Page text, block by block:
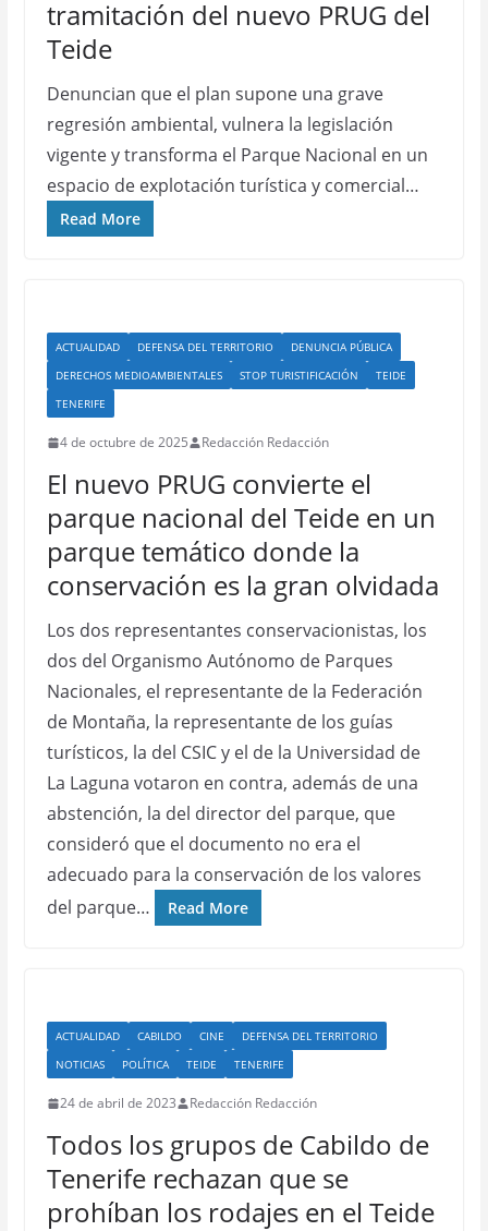
tramitación del nuevo PRUG del
Teide
Denuncian que el plan supone una grave
regresión ambiental, vulnera la legislación
vigente y transforma el Parque Nacional en un
espacio de explotación turística y comercial…
Read More
ACTUALIDAD DEFENSA DEL TERRITORIO
DENUNCIA PÚBLICA
DERECHOS MEDIOAMBIENTALES
STOP TURISTIFICACIÓN
TEIDE
TENERIFE
4 de octubre de 2025 Redacción Redacción
El nuevo PRUG convierte el
parque nacional del Teide en un
parque temático donde la
conservación es la gran olvidada
Los dos representantes conservacionistas, los
dos del Organismo Autónomo de Parques
Nacionales, el representante de la Federación
de Montaña, la representante de los guías
turísticos, la del CSIC y el de la Universidad de
La Laguna votaron en contra, además de una
abstención, la del director del parque, que
consideró que el documento no era el
adecuado para la conservación de los valores
del parque…
Read More
ACTUALIDAD CABILDO CINE
DEFENSA DEL TERRITORIO
NOTICIAS
POLÍTICA TEIDE TENERIFE
24 de abril de 2023 Redacción Redacción
Todos los grupos de Cabildo de
Tenerife rechazan que se
prohíban los rodajes en el Teide